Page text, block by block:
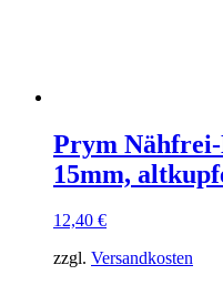
Prym
15mm,
12,40 €
zzgl. Versandkosten